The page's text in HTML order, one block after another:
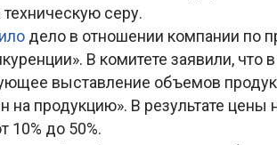
серу.
дело в отношении компании по
В комитете заявили, что
выставление объемов
на продукцию». В результате цены
10% до 50%.